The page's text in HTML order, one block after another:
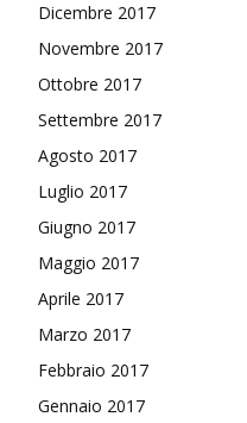
Dicembre 2017
Novembre 2017
Ottobre 2017
Settembre 2017
Agosto 2017
Luglio 2017
Giugno 2017
Maggio 2017
Aprile 2017
Marzo 2017
Febbraio 2017
Gennaio 2017